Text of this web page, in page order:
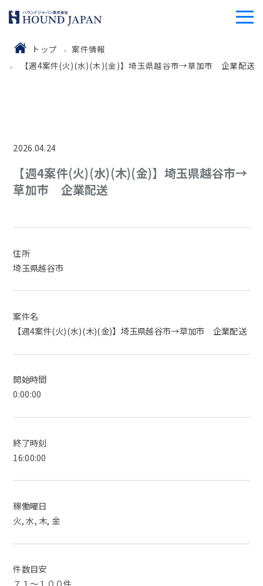
トップ
案件情報
【週4案件(火)(水)(木)(金)】埼玉県越谷市→草加市 企業配送
2026.04.24
【週4案件(火)(水)(木)(金)】埼玉県越谷市→
草加市 企業配送
住所
埼玉県越谷市
案件名
【週4案件(火)(水)(木)(金)】埼玉県越谷市→草加市 企業配送
開始時間
0:00:00
終了時刻
16:00:00
稼働曜日
火, 水, 木, 金
件数目安